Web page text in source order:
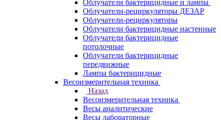
Облучатели бактерицидные и лампы
Облучатели-рециркуляторы ДЕЗАР
Облучатели-рециркуляторы
Облучатели бактерицидные настенные
Облучатели бактерицидные
потолочные
Облучатели бактерицидные
передвижные
Лампы бактерицидные
Весоизмерительная техника
Назад
Весоизмерительная техника
Весы аналитические
Весы лабораторные